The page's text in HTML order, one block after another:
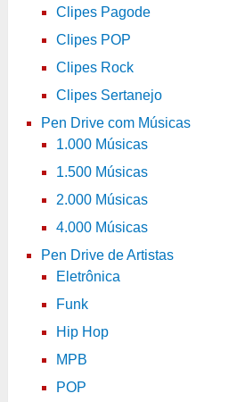
Clipes Pagode
Clipes POP
Clipes Rock
Clipes Sertanejo
Pen Drive com Músicas
1.000 Músicas
1.500 Músicas
2.000 Músicas
4.000 Músicas
Pen Drive de Artistas
Eletrônica
Funk
Hip Hop
MPB
POP